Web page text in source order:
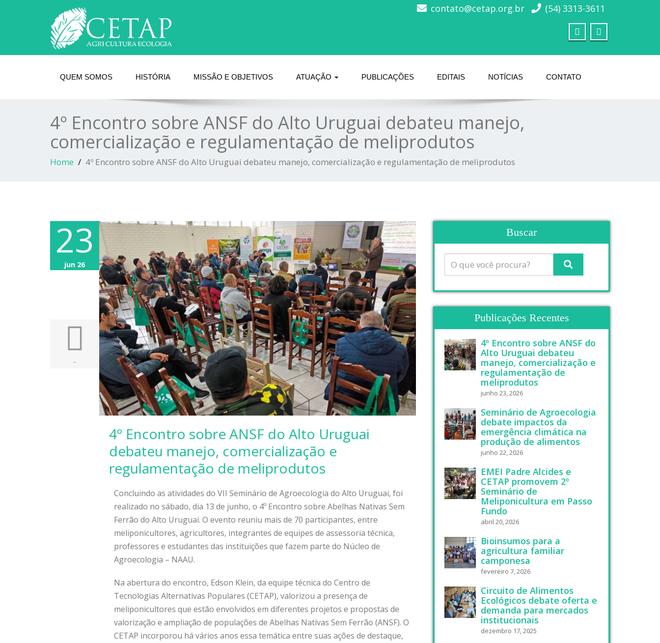
contato@cetap.org.br (54) 3313-3611
QUEM SOMOS HISTÓRIA MISSÃO E OBJETIVOS ATUAÇÃO PUBLICAÇÕES EDITAIS NOTÍCIAS CONTATO
4º Encontro sobre ANSF do Alto Uruguai debateu manejo,
comercialização e regulamentação de meliprodutos
Home 4º Encontro sobre ANSF do Alto Uruguai debateu manejo, comercialização e regulamentação de meliprodutos
23
jun 26
-
4º Encontro sobre ANSF do Alto Uruguai
debateu manejo, comercialização e
regulamentação de meliprodutos
Concluindo as atividades do VII Seminário de Agroecologia do Alto Uruguai, foi
realizado no sábado, dia 13 de junho, o 4º Encontro sobre Abelhas Nativas Sem
Ferrão do Alto Uruguai. O evento reuniu mais de 70 participantes, entre
meliponicultores, agricultores, integrantes de equipes de assessoria técnica,
professores e estudantes das instituições que fazem parte do Núcleo de
Agroecologia – NAAU.
Na abertura do encontro, Edson Klein, da equipe técnica do Centro de
Tecnologias Alternativas Populares (CETAP), valorizou a presença de
meliponicultores que estão envolvidos em diferentes projetos e propostas de
valorização e ampliação de populações de Abelhas Nativas Sem Ferrão (ANSF). O
CETAP incorporou há vários anos essa temática entre suas ações de destaque,
Buscar
Publicações Recentes
4º Encontro sobre ANSF do
Alto Uruguai debateu
manejo, comercialização e
regulamentação de
meliprodutos
junho 23, 2026
Seminário de Agroecologia
debate impactos da
emergência climática na
produção de alimentos
junho 22, 2026
EMEI Padre Alcides e
CETAP promovem 2º
Seminário de
Meliponicultura em Passo
Fundo
abril 20, 2026
Bioinsumos para a
agricultura familiar
camponesa
fevereiro 7, 2026
Circuito de Alimentos
Ecológicos debate oferta e
demanda para mercados
institucionais
dezembro 17, 2025